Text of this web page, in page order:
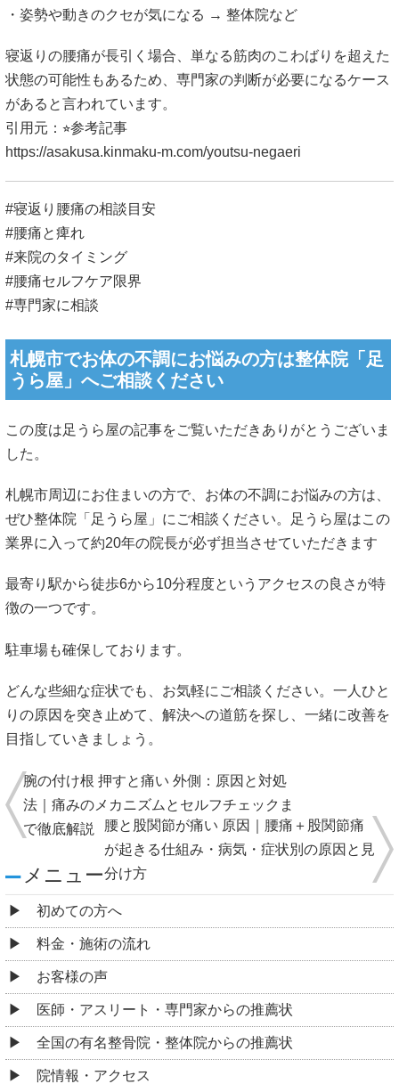
・姿勢や動きのクセが気になる → 整体院など
寝返りの腰痛が長引く場合、単なる筋肉のこわばりを超えた
状態の可能性もあるため、専門家の判断が必要になるケース
があると言われています。
引用元：⭐︎参考記事
https://asakusa.kinmaku-m.com/youtsu-negaeri
#寝返り腰痛の相談目安
#腰痛と痺れ
#来院のタイミング
#腰痛セルフケア限界
#専門家に相談
札幌市でお体の不調にお悩みの方は整体院「足
うら屋」へご相談ください
この度は足うら屋の記事をご覧いただきありがとうございま
した。
札幌市周辺にお住まいの方で、お体の不調にお悩みの方は、
ぜひ整体院「足うら屋」にご相談ください。足うら屋はこの
業界に入って約20年の院長が必ず担当させていただきます
最寄り駅から徒歩6から10分程度というアクセスの良さが特
徴の一つです。
駐車場も確保しております。
どんな些細な症状でも、お気軽にご相談ください。一人ひと
りの原因を突き止めて、解決への道筋を探し、一緒に改善を
目指していきましょう。
腕の付け根 押すと痛い 外側：原因と対処
法｜痛みのメカニズムとセルフチェックま
で徹底解説
腰と股関節が痛い 原因｜腰痛＋股関節痛
が起きる仕組み・病気・症状別の原因と見
分け方
メニュー
初めての方へ
料金・施術の流れ
お客様の声
医師・アスリート・専門家からの推薦状
全国の有名整骨院・整体院からの推薦状
院情報・アクセス